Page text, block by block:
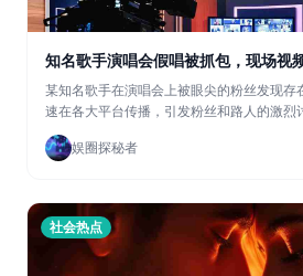
知名歌手演唱会假唱被抓包，现场视
某知名歌手在演唱会上被眼尖的粉丝发现存
速在各大平台传播，引发粉丝和路人的激烈
娱圈探秘者
社会热点